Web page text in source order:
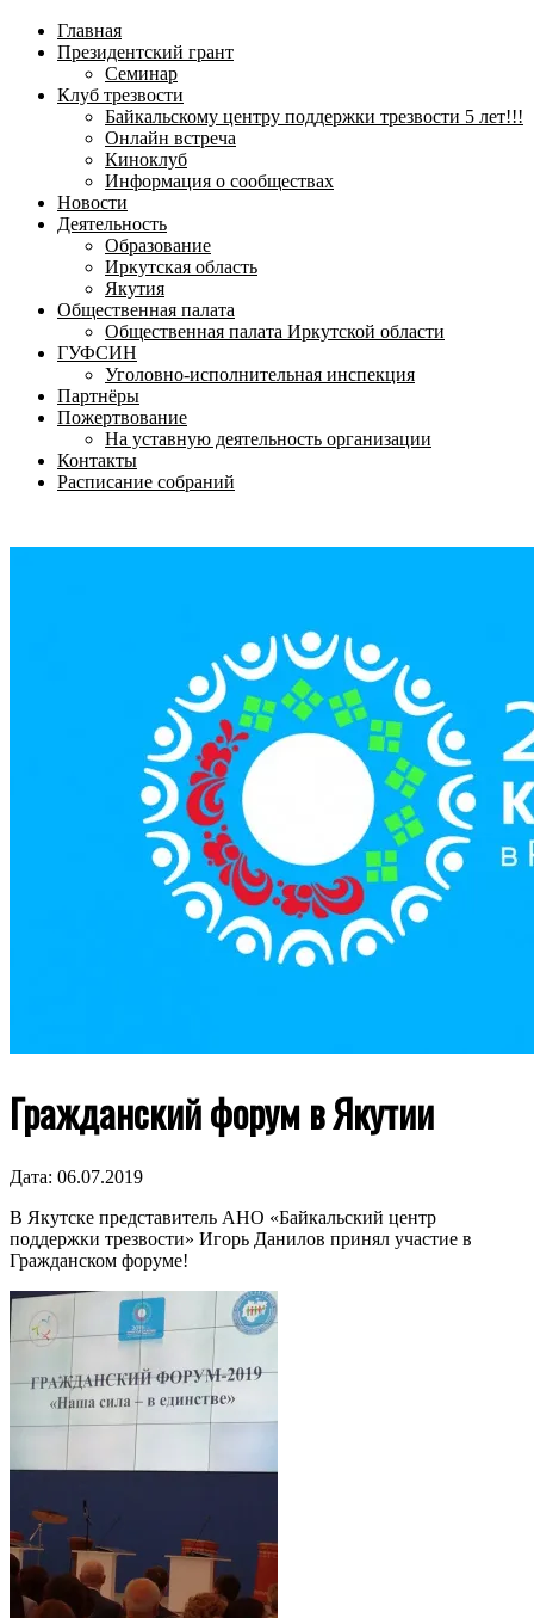
меню
Главная
Президентский грант
Семинар
Клуб трезвости
Байкальскому центру поддержки трезвости 5 лет!!!
Онлайн встреча
Киноклуб
Информация о сообществах
Новости
Деятельность
Образование
Иркутская область
Якутия
Общественная палата
Общественная палата Иркутской области
ГУФСИН
Уголовно-исполнительная инспекция
Партнёры
Пожертвование
На уставную деятельность организации
Контакты
Расписание собраний
Гражданский форум в Якутии
Дата: 06.07.2019
В Якутске представитель АНО «Байкальский центр
поддержки трезвости» Игорь Данилов принял участие в
Гражданском форуме!